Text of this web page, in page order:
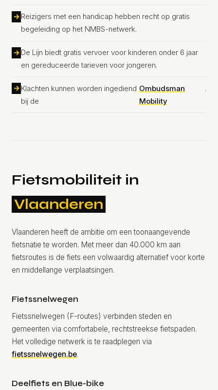
Reizigers met een handicap hebben recht op gratis
begeleiding op het NMBS-netwerk.
De Lijn biedt gratis vervoer voor kinderen onder 6 jaar
en gereduceerde tarieven voor jongeren.
Klachten kunnen worden ingediend
bij de
Ombudsman
Mobility
.
Fietsmobiliteit in
Vlaanderen
Vlaanderen heeft de ambitie om een toonaangevende
fietsnatie te worden. Met meer dan 40.000 km aan
fietsroutes is de fiets een volwaardig alternatief voor korte
en middellange verplaatsingen.
Fietssnelwegen
Fietssnelwegen (F-routes) verbinden steden en
gemeenten via comfortabele, rechtstreekse fietspaden.
Het volledige netwerk is te raadplegen via
fietssnelwegen.be.
Deelfiets en Blue-bike